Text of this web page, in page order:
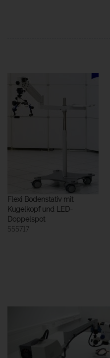
Flexi Bodenstativ mit
Kugelkopf und LED-
Doppelspot
555717